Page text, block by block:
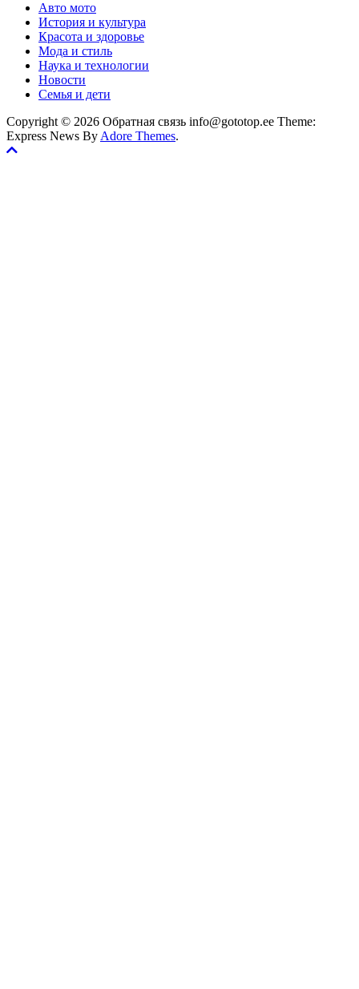
Авто мото
История и культура
Красота и здоровье
Мода и стиль
Наука и технологии
Новости
Семья и дети
Copyright © 2026 Обратная связь info@gototop.ee Theme:
Express News By Adore Themes.